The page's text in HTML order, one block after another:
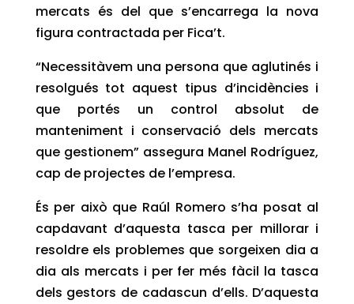
mercats és del que s’encarrega la nova
figura contractada per Fica’t.
“Necessitàvem una persona que aglutinés i
resolgués tot aquest tipus d’incidències i
que portés un control absolut de
manteniment i conservació dels mercats
que gestionem” assegura Manel Rodríguez,
cap de projectes de l’empresa.
És per això que Raúl Romero s’ha posat al
capdavant d’aquesta tasca per millorar i
resoldre els problemes que sorgeixen dia a
dia als mercats i per fer més fàcil la tasca
dels gestors de cadascun d’ells. D’aquesta